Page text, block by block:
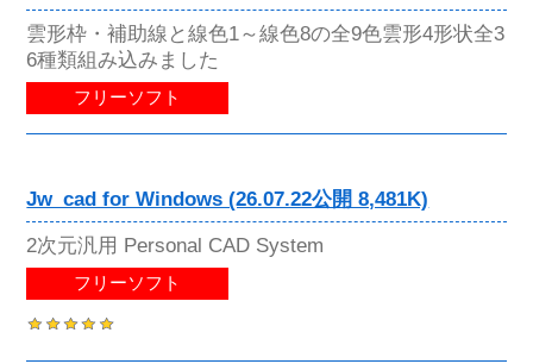
雲形枠・補助線と線色1～線色8の全9色雲形4形状全3
6種類組み込みました
フリーソフト
Jw_cad for Windows (26.07.22公開 8,481K)
2次元汎用 Personal CAD System
フリーソフト